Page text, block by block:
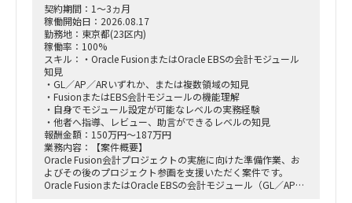
・プロジェクト管理プロセスや品質基準の整備・横展開
【プロジェクト体制】
・全社規模：約100名
・1プロジェクトあたり：開発エンジニア数名～十数名
・複数プロジェクトが並行稼働
・マネジメント対象：横断で50～100名規模
・稼働率：週5日／100％を希望
・勤務形態：基本リモート
※必要に応じて打ち合わせあり
・参画時期：2026年7月中を想定
契約期間：1～3ヵ月
稼働開始日：2026.08.17
勤務地：東京都(23区内)
稼働率：100%
スキル：・Oracle FusionまたはOracle EBSの会計モジュール
知見
・GL／AP／ARいずれか、または複数領域の知見
・FusionまたはEBS会計モジュールの機能理解
・自身でモジュール設定が可能なレベルの実務経験
・他者へ指導、レビュー、助言ができるレベルの知見
報酬金額：150万円～187万円
業務内容：【案件概要】
Oracle Fusion会計プロジェクトの実施に向けた準備作業、お
よびその後のプロジェクト参画を支援いただく案件です。
Oracle FusionまたはOracle EBSの会計モジュール（GL／AP／